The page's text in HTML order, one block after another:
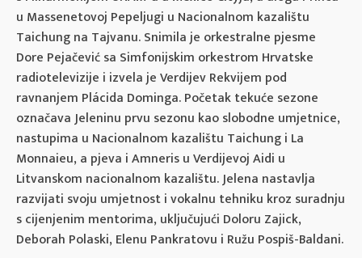
u Massenetovoj Pepeljugi u Nacionalnom kazalištu
Taichung na Tajvanu. Snimila je orkestralne pjesme
Dore Pejačević sa Simfonijskim orkestrom Hrvatske
radiotelevizije i izvela je Verdijev Rekvijem pod
ravnanjem Plácida Dominga. Početak tekuće sezone
označava Jeleninu prvu sezonu kao slobodne umjetnice,
nastupima u Nacionalnom kazalištu Taichung i La
Monnaieu, a pjeva i Amneris u Verdijevoj Aidi u
Litvanskom nacionalnom kazalištu. Jelena nastavlja
razvijati svoju umjetnost i vokalnu tehniku kroz suradnju
s cijenjenim mentorima, uključujući Doloru Zajick,
Deborah Polaski, Elenu Pankratovu i Ružu Pospiš-Baldani.